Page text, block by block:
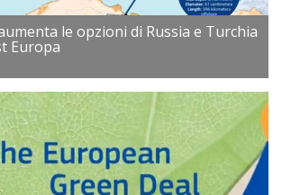
le opzioni di Russia e Turchia
Europa